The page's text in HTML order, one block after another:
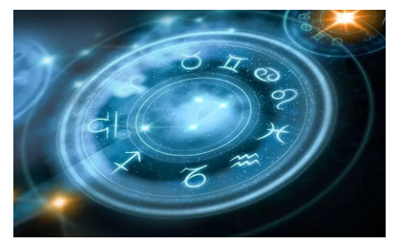
Maraqlı
Sağlıq
Digər